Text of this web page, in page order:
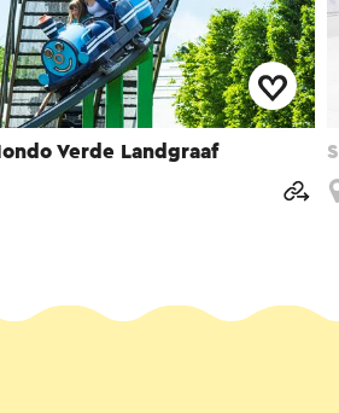
Verde Landgraaf